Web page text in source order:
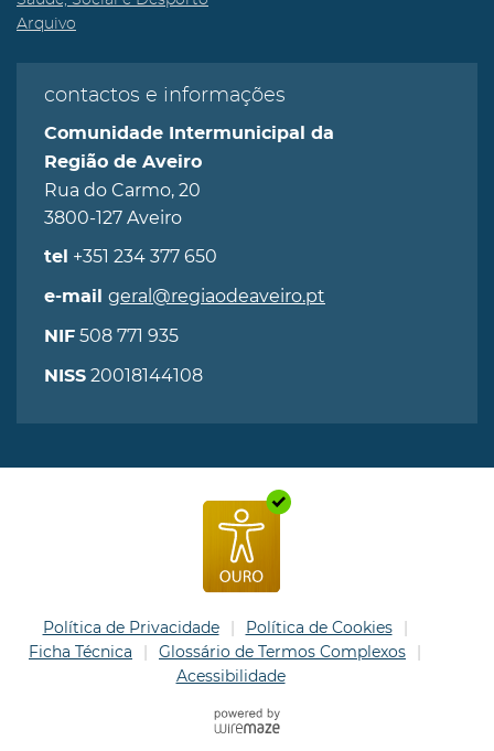
Arquivo
contactos e informações
Comunidade Intermunicipal da
Região de Aveiro
Rua do Carmo, 20
3800-127 Aveiro
tel +351 234 377 650
e-mail geral@regiaodeaveiro.pt
NIF 508 771 935
NISS 20018144108
Política de Privacidade
Política de Cookies
Ficha Técnica
Glossário de Termos Complexos
Acessibilidade